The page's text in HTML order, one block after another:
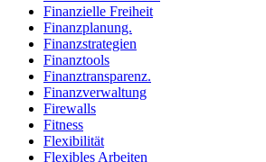
Finanzielle Freiheit
Finanzplanung.
Finanzstrategien
Finanztools
Finanztransparenz.
Finanzverwaltung
Firewalls
Fitness
Flexibilität
Flexibles Arbeiten